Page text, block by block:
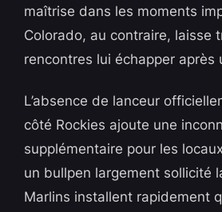
maîtrise dans les moments
Colorado, au contraire, laisse
rencontres lui échapper après
L’absence de lanceur
côté Rockies ajoute une
supplémentaire pour les
un bullpen largement sollicité
Marlins installent rapidement